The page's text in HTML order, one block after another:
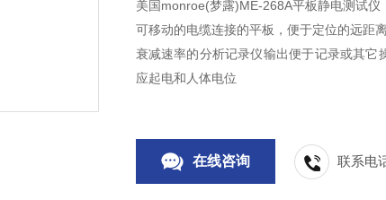
美国monroe(梦露)ME-268A平板静电测试仪
可移动的电缆连接的平板，便于定位的远距
衰减速率的分析记录仪输出便于记录或其它
应起电和人体电位
在线咨询 联系电